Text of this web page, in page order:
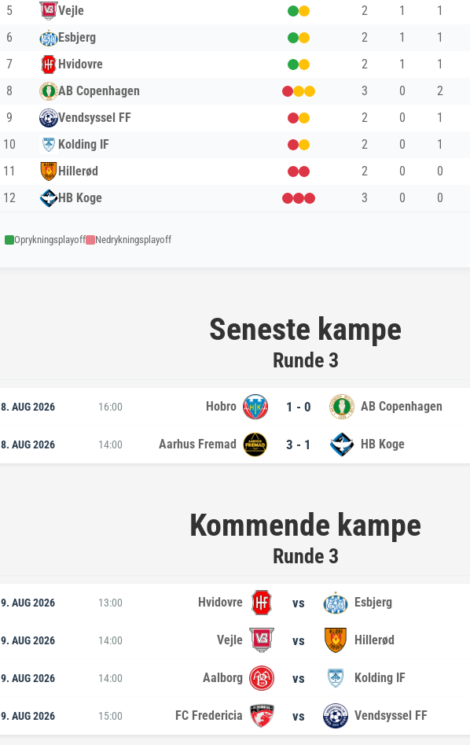
5
Vejle 2 1 1
6
Esbjerg 2 1 1
7
Hvidovre 2 1 1
8
AB Copenhagen 3 0 2
9
Vendsyssel FF 2 0 1
10
Kolding IF 2 0 1
11
Hillerød 2 0 0
12
HB Koge 3 0 0
Oprykningsplayoff Nedrykningsplayoff
Seneste kampe
Runde 3
8. AUG 2026 16:00 Hobro 1 - 0 AB Copenhagen
8. AUG 2026 14:00 Aarhus Fremad 3 - 1 HB Koge
Kommende kampe
Runde 3
9. AUG 2026 13:00 Hvidovre vs Esbjerg
9. AUG 2026 14:00 Vejle vs Hillerød
9. AUG 2026 14:00 Aalborg vs Kolding IF
9. AUG 2026 15:00 FC Fredericia vs Vendsyssel FF